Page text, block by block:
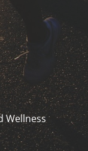
Wellness